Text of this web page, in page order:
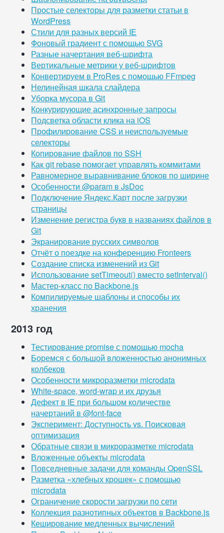
Простые селекторы для разметки статьи в
WordPress
Стили для разных версий IE
Фоновый градиент с помощью SVG
Разные начертания веб-шрифта
Вертикальные метрики у веб-шрифтов
Конвертируем в ProRes с помощью FFmpeg
Нелинейная шкала слайдера
Уборка мусора в Git
Конкурирующие асинхронные запросы
Подсветка области клика на iOS
Профилирование CSS и неиспользуемые
селекторы
Копирование файлов по SSH
Как git rebase помогает управлять коммитами
Равномерное выравнивание блоков по ширине
Особенности @param в JsDoc
Подключение Яндекс.Карт после загрузки
страницы
Изменение регистра букв в названиях файлов в
Git
Экранирование русских символов
Отчёт о поездке на конференцию Fronteers
Создание списка изменений из Git
Использование setTimeout() вместо setInterval()
Мастер-класс по Backbone.js
Компилируемые шаблоны и способы их
хранения
2013 год
Тестирование promise с помощью mocha
Боремся с большой вложенностью анонимных
колбеков
Особенности микроразметки microdata
White-space, word-wrap и их друзья
Дефект в IE при большом количестве
начертаний в @font-face
Эксперимент: Доступность vs. Поисковая
оптимизация
Обратные связи в микроразметке microdata
Вложенные объекты microdata
Повседневные задачи для команды OpenSSL
Разметка «хлебных крошек» с помощью
microdata
Ограничение скорости загрузки по сети
Коллекция разнотипных объектов в Backbone.js
Кеширование медленных вычислений